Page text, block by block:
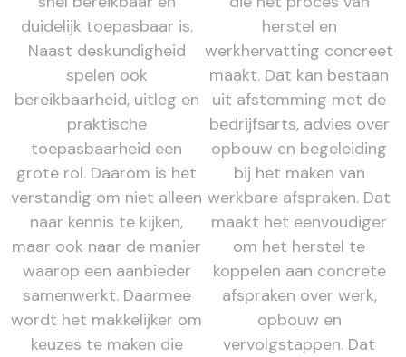
duidelijk toepasbaar is.
Naast deskundigheid
spelen ook
bereikbaarheid, uitleg en
praktische
toepasbaarheid een
grote rol. Daarom is het
verstandig om niet alleen
naar kennis te kijken,
maar ook naar de manier
waarop een aanbieder
samenwerkt. Daarmee
wordt het makkelijker om
keuzes te maken die
herstel en
werkhervatting concreet
maakt. Dat kan bestaan
uit afstemming met de
bedrijfsarts, advies over
opbouw en begeleiding
bij het maken van
werkbare afspraken. Dat
maakt het eenvoudiger
om het herstel te
koppelen aan concrete
afspraken over werk,
opbouw en
vervolgstappen. Dat